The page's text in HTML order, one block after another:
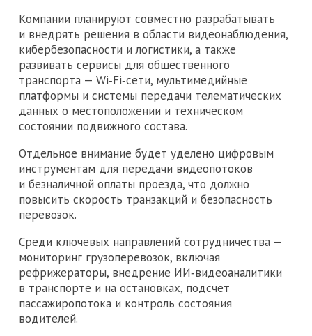
Компании планируют совместно разрабатывать
и внедрять решения в области видеонаблюдения,
кибербезопасности и логистики, а также
развивать сервисы для общественного
транспорта — Wi‑Fi‑сети, мультимедийные
платформы и системы передачи телематических
данных о местоположении и техническом
состоянии подвижного состава.
Отдельное внимание будет уделено цифровым
инструментам для передачи видеопотоков
и безналичной оплаты проезда, что должно
повысить скорость транзакций и безопасность
перевозок.
Среди ключевых направлений сотрудничества —
мониторинг грузоперевозок, включая
рефрижераторы, внедрение ИИ‑видеоаналитики
в транспорте и на остановках, подсчет
пассажиропотока и контроль состояния
водителей.